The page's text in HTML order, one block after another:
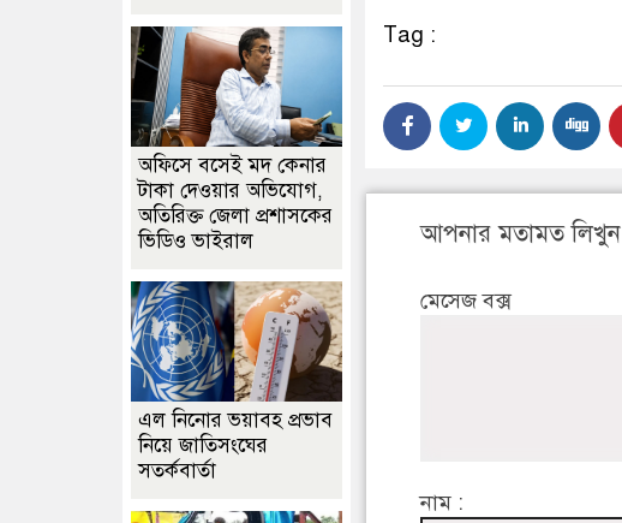
Tag :
আপনার মতামত লিখুন
মেসেজ বক্স
নাম :
অফিসে বসেই মদ কেনার
টাকা দেওয়ার অভিযোগ,
অতিরিক্ত জেলা প্রশাসকের
ভিডিও ভাইরাল
এল নিনোর ভয়াবহ প্রভাব
নিয়ে জাতিসংঘের
সতর্কবার্তা